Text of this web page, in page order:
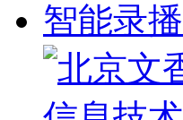
智能录播